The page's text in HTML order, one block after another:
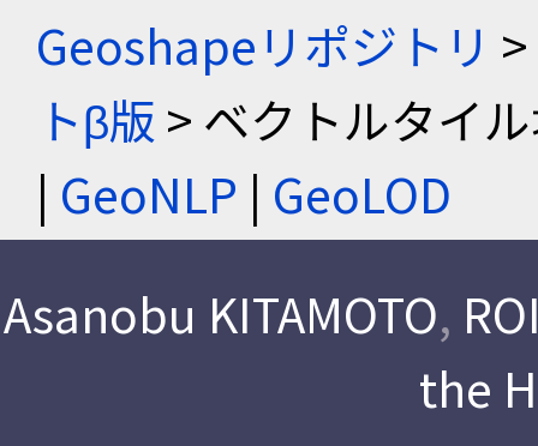
Geoshapeリポジトリ >
トβ版 > ベクトルタイ
| GeoNLP | GeoLOD
Asanobu KITAMOTO,
the